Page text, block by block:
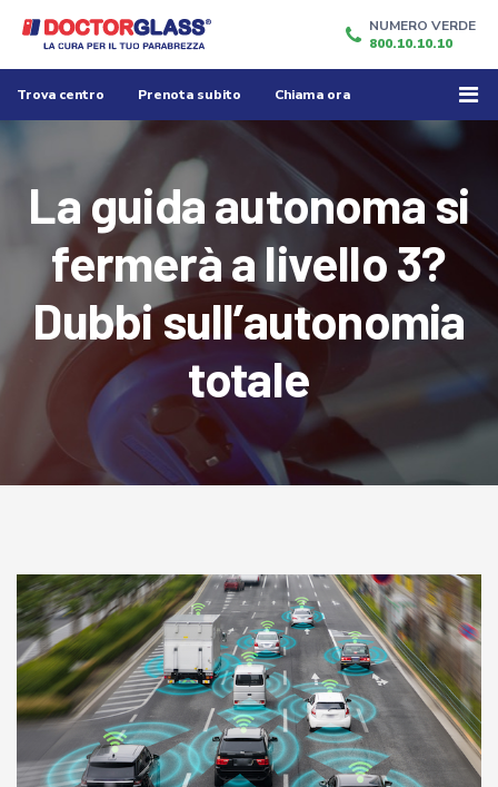
NUMERO VERDE
800.10.10.10
Trova centro Prenota subito Chiama ora
La guida autonoma si
fermerà a livello 3?
Dubbi sull’autonomia
totale